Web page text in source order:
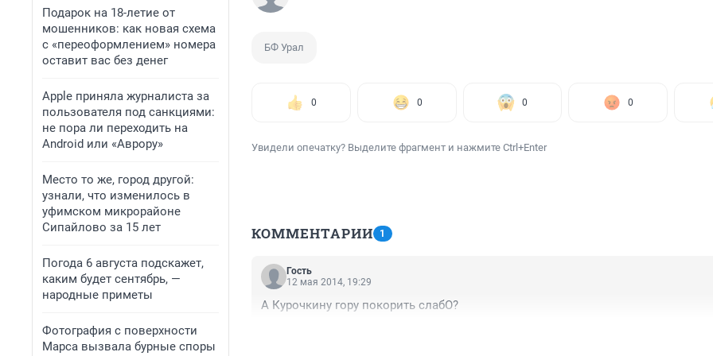
Подарок на 18-летие от
мошенников: как новая схема
с «переоформлением» номера
оставит вас без денег
Apple приняла журналиста за
пользователя под санкциями:
не пора ли переходить на
Android или «Аврору»
Место то же, город другой:
узнали, что изменилось в
уфимском микрорайоне
Сипайлово за 15 лет
Погода 6 августа подскажет,
каким будет сентябрь, —
народные приметы
Фотография с поверхности
Марса вызвала бурные споры
БФ Урал
0 0 0 0
Увидели опечатку? Выделите фрагмент и нажмите Ctrl+Enter
КОММЕНТАРИИ 1
Гость
12 мая 2014, 19:29
А Курочкину гору покорить слабО?